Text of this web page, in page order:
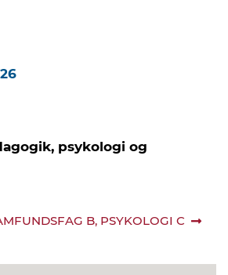
psykologi og
B, PSYKOLOGI C